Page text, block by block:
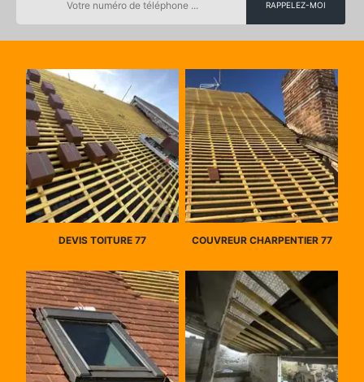
DEVIS TOITURE 77 COUVREUR CHARPENTIER 77